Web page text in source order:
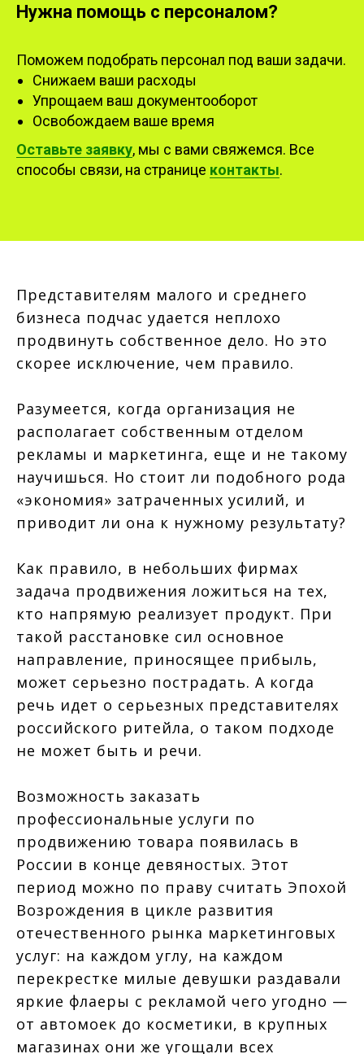
Нужна помощь с персоналом?
Поможем подобрать персонал под ваши задачи.
Снижаем ваши расходы
Упрощаем ваш документооборот
Освобождаем ваше время
Оставьте заявку, мы с вами свяжемся. Все
способы связи, на странице контакты.
Представителям малого и среднего
бизнеса подчас удается неплохо
продвинуть собственное дело. Но это
скорее исключение, чем правило.
Разумеется, когда организация не
располагает собственным отделом
рекламы и маркетинга, еще и не такому
научишься. Но стоит ли подобного рода
«экономия» затраченных усилий, и
приводит ли она к нужному результату?
Как правило, в небольших фирмах
задача продвижения ложиться на тех,
кто напрямую реализует продукт. При
такой расстановке сил основное
направление, приносящее прибыль,
может серьезно пострадать. А когда
речь идет о серьезных представителях
российского ритейла, о таком подходе
не может быть и речи.
Возможность заказать
профессиональные услуги по
продвижению товара появилась в
России в конце девяностых. Этот
период можно по праву считать Эпохой
Возрождения в цикле развития
отечественного рынка маркетинговых
услуг: на каждом углу, на каждом
перекрестке милые девушки раздавали
яркие флаеры с рекламой чего угодно —
от автомоек до косметики, в крупных
магазинах они же угощали всех